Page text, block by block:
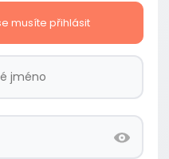
musíte přihlásit